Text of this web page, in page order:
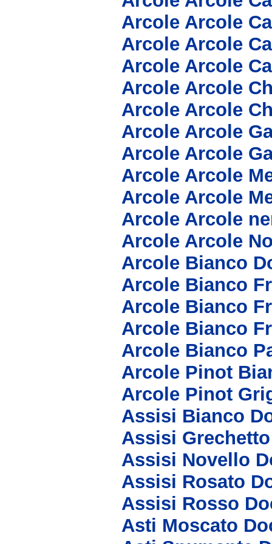
Arcole Arcole
Arcole Arcole
Arcole Arcole
Arcole Arcole
Arcole Arcole
Arcole Arcole
Arcole Arcole
Arcole Arcole
Arcole Arcole
Arcole Arcole
Arcole Arcole
Arcole Bianco
Arcole Bianco
Arcole Bianco
Arcole Bianco
Arcole Bianco
Arcole Pinot
Arcole Pinot
Assisi Bianco
Assisi
Assisi Novello
Assisi Rosato
Assisi Rosso
Asti Moscato